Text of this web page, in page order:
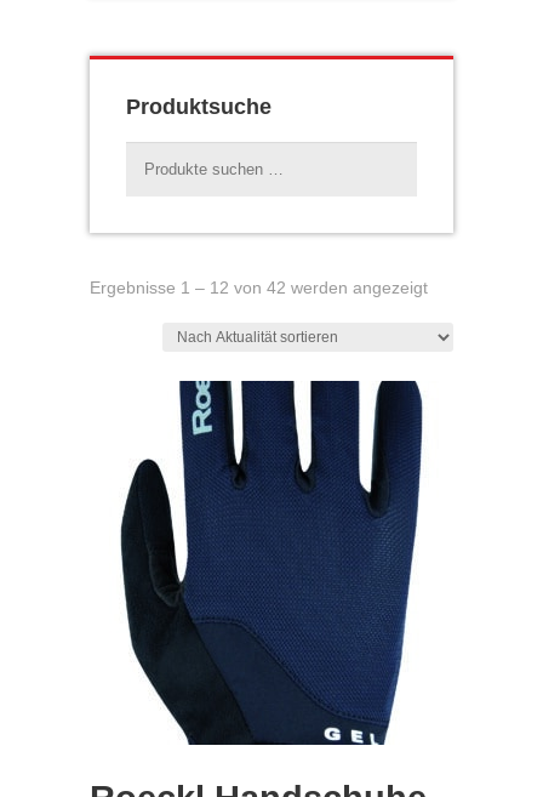
Produktsuche
Suchen
Ergebnisse 1 – 12 von 42 werden angezeigtNach